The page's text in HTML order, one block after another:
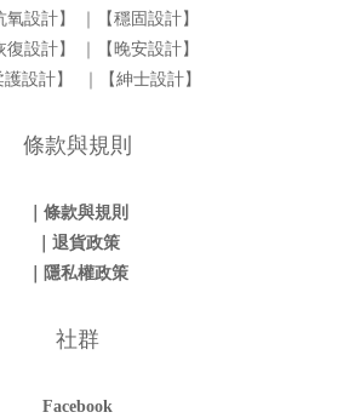
氧設計】
｜【穩固設計】
復設計】
｜【晚安設計】
護設計】
｜【紳士設計】
條款與規則
｜條款與規則
｜退貨政策
｜隱私權政策
社群
Facebook